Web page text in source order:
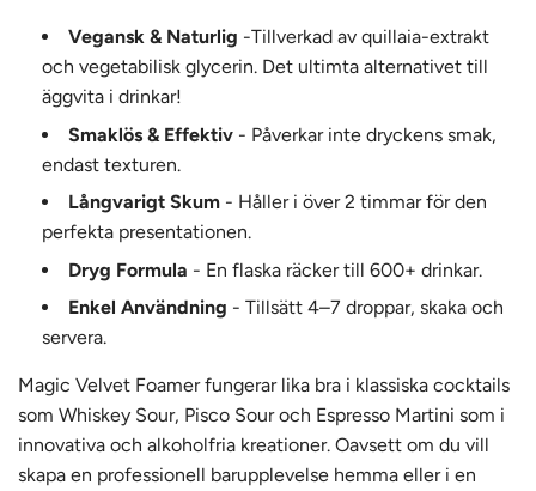
Vegansk & Naturlig -Tillverkad av quillaia-extrakt
och vegetabilisk glycerin. Det ultimta alternativet till
äggvita i drinkar!
Smaklös & Effektiv - Påverkar inte dryckens smak,
endast texturen.
Långvarigt Skum - Håller i över 2 timmar för den
perfekta presentationen.
Dryg Formula - En flaska räcker till 600+ drinkar.
Enkel Användning - Tillsätt 4–7 droppar, skaka och
servera.
Magic Velvet Foamer fungerar lika bra i klassiska cocktails
som Whiskey Sour, Pisco Sour och Espresso Martini som i
innovativa och alkoholfria kreationer. Oavsett om du vill
skapa en professionell barupplevelse hemma eller i en